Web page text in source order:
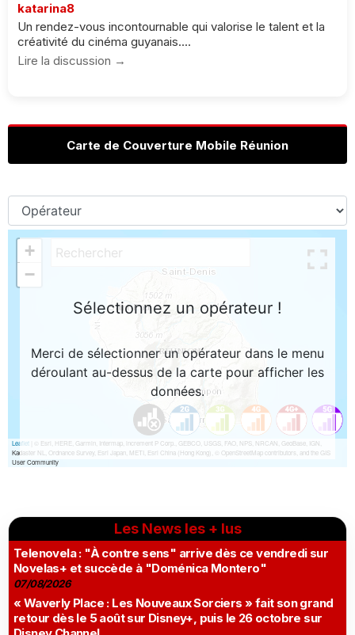
katarina8
Un rendez-vous incontournable qui valorise le talent et la
créativité du cinéma guyanais....
Lire la discussion →
Carte de Couverture Mobile Réunion
Les News les + lus
Telenovela : "À contre sens" arrive dès ce vendredi sur
Novelas+ et succède à "Doménica Montero"
07/08/2026
« Waverly Place : Les Nouveaux Sorciers » fait son grand
retour dès le 5 août sur Disney+, puis le 26 octobre sur